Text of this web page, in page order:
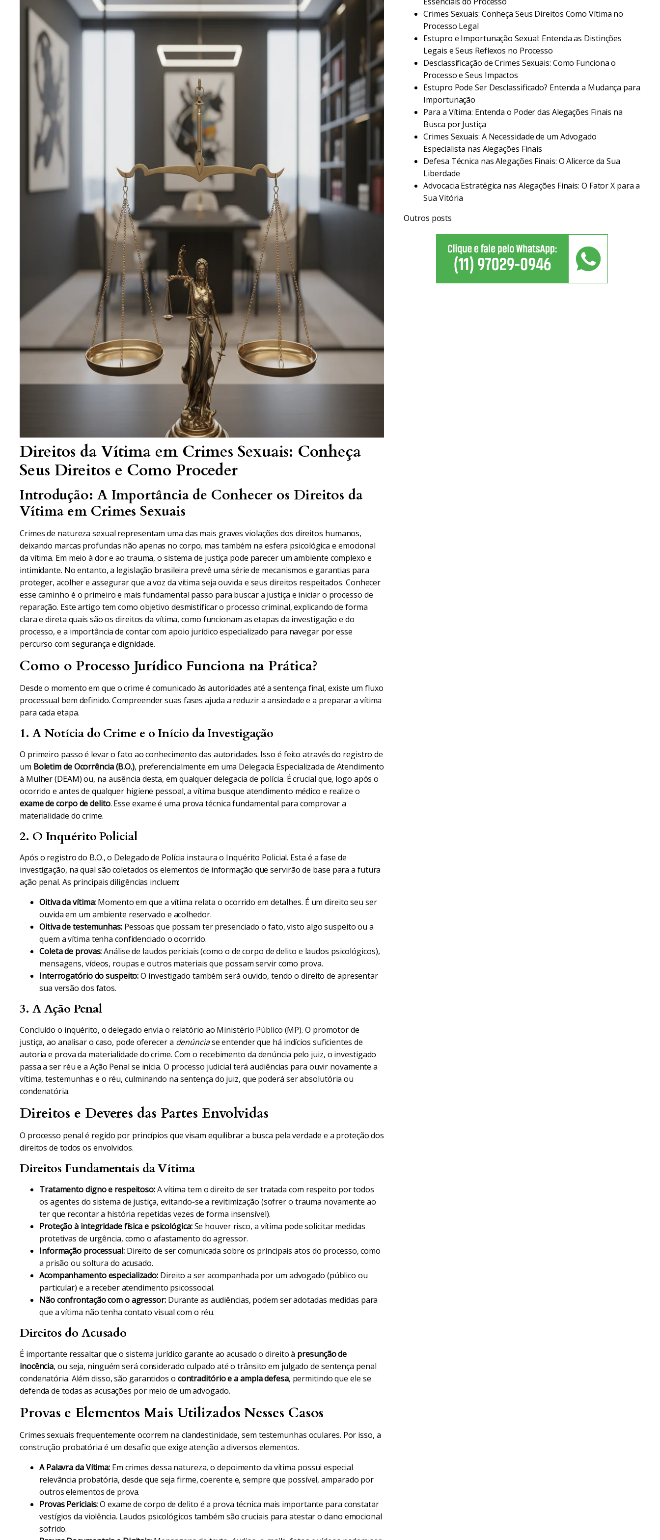
Direitos da Vítima em Crimes Sexuais: Conheça
Seus Direitos e Como Proceder
Introdução: A Importância de Conhecer os Direitos da
Vítima em Crimes Sexuais
Crimes de natureza sexual representam uma das mais graves violações dos direitos humanos,
deixando marcas profundas não apenas no corpo, mas também na esfera psicológica e emocional
da vítima. Em meio à dor e ao trauma, o sistema de justiça pode parecer um ambiente complexo e
intimidante. No entanto, a legislação brasileira prevê uma série de mecanismos e garantias para
proteger, acolher e assegurar que a voz da vítima seja ouvida e seus direitos respeitados. Conhecer
esse caminho é o primeiro e mais fundamental passo para buscar a justiça e iniciar o processo de
reparação. Este artigo tem como objetivo desmistificar o processo criminal, explicando de forma
clara e direta quais são os direitos da vítima, como funcionam as etapas da investigação e do
processo, e a importância de contar com apoio jurídico especializado para navegar por esse
percurso com segurança e dignidade.
Como o Processo Jurídico Funciona na Prática?
Desde o momento em que o crime é comunicado às autoridades até a sentença final, existe um fluxo
processual bem definido. Compreender suas fases ajuda a reduzir a ansiedade e a preparar a vítima
para cada etapa.
1. A Notícia do Crime e o Início da Investigação
O primeiro passo é levar o fato ao conhecimento das autoridades. Isso é feito através do registro de
um Boletim de Ocorrência (B.O.), preferencialmente em uma Delegacia Especializada de Atendimento
à Mulher (DEAM) ou, na ausência desta, em qualquer delegacia de polícia. É crucial que, logo após o
ocorrido e antes de qualquer higiene pessoal, a vítima busque atendimento médico e realize o
exame de corpo de delito. Esse exame é uma prova técnica fundamental para comprovar a
materialidade do crime.
2. O Inquérito Policial
Após o registro do B.O., o Delegado de Polícia instaura o Inquérito Policial. Esta é a fase de
investigação, na qual são coletados os elementos de informação que servirão de base para a futura
ação penal. As principais diligências incluem:
Oitiva da vítima: Momento em que a vítima relata o ocorrido em detalhes. É um direito seu ser
ouvida em um ambiente reservado e acolhedor.
Oitiva de testemunhas:Pessoas que possam ter presenciado o fato, visto algo suspeito ou a
quem a vítima tenha confidenciado o ocorrido.
Coleta de provas:Análise de laudos periciais (como o de corpo de delito e laudos psicológicos),
mensagens, vídeos, roupas e outros materiais que possam servir como prova.
Interrogatório do suspeito:O investigado também será ouvido, tendo o direito de apresentar
sua versão dos fatos.
3. A Ação Penal
Concluído o inquérito, o delegado envia o relatório ao Ministério Público (MP). O promotor de
justiça, ao analisar o caso, pode oferecer a denúnciase entender que há indícios suficientes de
autoria e prova da materialidade do crime. Com o recebimento da denúncia pelo juiz, o investigado
passa a ser réu e a Ação Penal se inicia. O processo judicial terá audiências para ouvir novamente a
vítima, testemunhas e o réu, culminando na sentença do juiz, que poderá ser absolutória ou
condenatória.
Direitos e Deveres das Partes Envolvidas
O processo penal é regido por princípios que visam equilibrar a busca pela verdade e a proteção dos
direitos de todos os envolvidos.
Direitos Fundamentais da Vítima
Tratamento digno e respeitoso:A vítima tem o direito de ser tratada com respeito por todos
os agentes do sistema de justiça, evitando-se a revitimização (sofrer o trauma novamente ao
ter que recontar a história repetidas vezes de forma insensível).
Proteção à integridade física e psicológica:Se houver risco, a vítima pode solicitar medidas
protetivas de urgência, como o afastamento do agressor.
Informação processual:Direito de ser comunicada sobre os principais atos do processo, como
a prisão ou soltura do acusado.
Acompanhamento especializado: Direito a ser acompanhada por um advogado (público ou
particular) e a receber atendimento psicossocial.
Não confrontação com o agressor:Durante as audiências, podem ser adotadas medidas para
que a vítima não tenha contato visual com o réu.
Direitos do Acusado
É importante ressaltar que o sistema jurídico garante ao acusado o direito à presunção de
inocência, ou seja, ninguém será considerado culpado até o trânsito em julgado de sentença penal
condenatória. Além disso, são garantidos o contraditório e a ampla defesa, permitindo que ele se
defenda de todas as acusações por meio de um advogado.
Provas e Elementos Mais Utilizados Nesses Casos
Crimes sexuais frequentemente ocorrem na clandestinidade, sem testemunhas oculares. Por isso, a
construção probatória é um desafio que exige atenção a diversos elementos.
A Palavra da Vítima: Em crimes dessa natureza, o depoimento da vítima possui especial
relevância probatória, desde que seja firme, coerente e, sempre que possível, amparado por
outros elementos de prova.
Provas Periciais:O exame de corpo de delito é a prova técnica mais importante para constatar
vestígios da violência. Laudos psicológicos também são cruciais para atestar o dano emocional
sofrido.
Crimes Sexuais: Conheça Seus Direitos Como Vítima no
Processo Legal
Estupro e Importunação Sexual: Entenda as Distinções
Legais e Seus Reflexos no Processo
Desclassificação de Crimes Sexuais: Como Funciona o
Processo e Seus Impactos
Estupro Pode Ser Desclassificado? Entenda a Mudança para
Importunação
Para a Vítima: Entenda o Poder das Alegações Finais na
Busca por Justiça
Crimes Sexuais: A Necessidade de um Advogado
Especialista nas Alegações Finais
Defesa Técnica nas Alegações Finais: O Alicerce da Sua
Liberdade
Advocacia Estratégica nas Alegações Finais: O Fator X para a
Sua Vitória
Outros posts